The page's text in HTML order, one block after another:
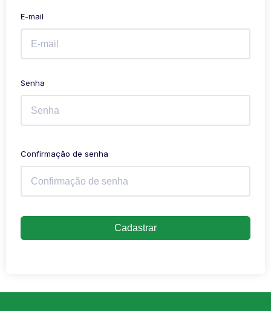
E-mail
Senha
Confirmação de senha
Cadastrar